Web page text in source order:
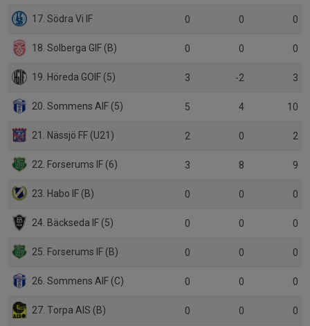
17. Södra Vi IF 0 0 0
18. Solberga GIF (B) 0 0 0
19. Höreda GOIF (5) 3 -2 3
20. Sommens AIF (5) 5 4 10
21. Nässjö FF (U21) 2 0 2
22. Forserums IF (6) 3 8 9
23. Habo IF (B) 0 0 0
24. Bäckseda IF (5) 0 0 0
25. Forserums IF (B) 0 0 0
26. Sommens AIF (C) 0 0 0
27. Torpa AIS (B) 0 0 0